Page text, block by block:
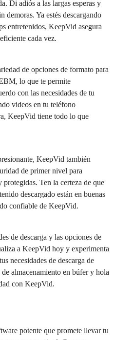
Di adiós a las largas esperas y
demoras. Ya estés descargando
entretenidos, KeepVid asegura
cada vez.
de opciones de formato para
lo que te permite
con las necesidades de tu
videos en tu teléfono
KeepVid tiene todo lo que
KeepVid también
de primer nivel para
protegidas. Ten la certeza de que
descargado están en buenas
confiable de KeepVid.
de descarga y las opciones de
a KeepVid hoy y experimenta
necesidades de descarga de
almacenamiento en búfer y hola
con KeepVid.
potente que promete llevar tu